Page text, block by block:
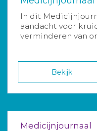
In dit
aandacht voor
verminderen van
Bekijk
Medicijnjournaal